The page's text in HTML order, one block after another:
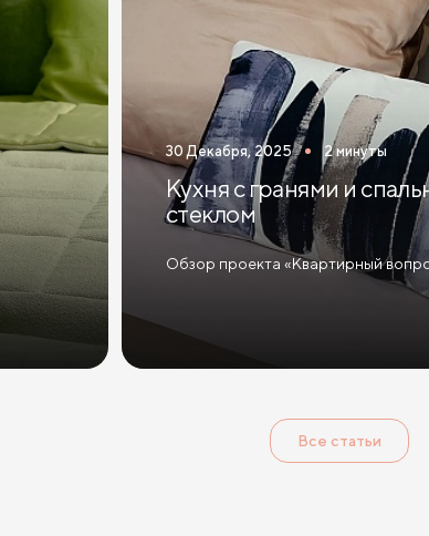
30 Декабря, 2025 2 минуты
Кухня с гранями и спальня за
стеклом
Обзор проекта «Квартирный
Все статьи